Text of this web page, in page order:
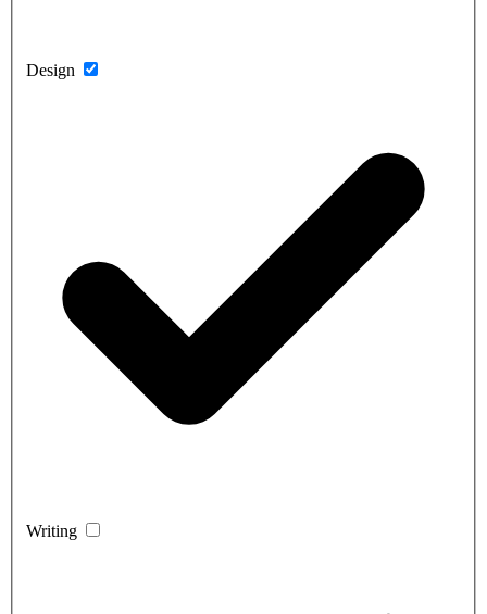
Design
Writing